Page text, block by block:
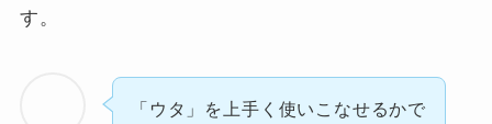
す。
「ウタ」を上手く使いこなせるかで